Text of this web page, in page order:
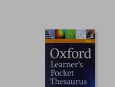
45%